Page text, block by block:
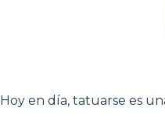
Hoy en día, tatuarse es